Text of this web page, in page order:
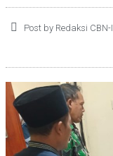
Post by Redaksi